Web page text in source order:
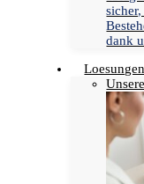
dank
Loesungen